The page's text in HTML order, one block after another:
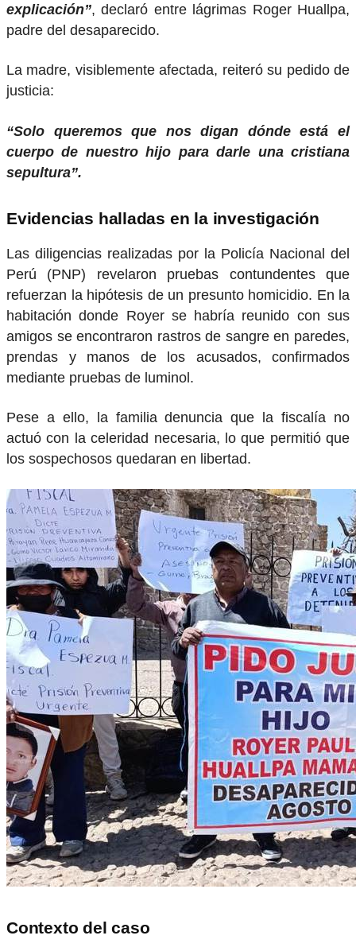
explicación”, declaró entre lágrimas Roger Huallpa,
padre del desaparecido.
La madre, visiblemente afectada, reiteró su pedido de
justicia:
“Solo queremos que nos digan dónde está el
cuerpo de nuestro hijo para darle una cristiana
sepultura”.
Evidencias halladas en la investigación
Las diligencias realizadas por la Policía Nacional del
Perú (PNP) revelaron pruebas contundentes que
refuerzan la hipótesis de un presunto homicidio. En la
habitación donde Royer se habría reunido con sus
amigos se encontraron rastros de sangre en paredes,
prendas y manos de los acusados, confirmados
mediante pruebas de luminol.
Pese a ello, la familia denuncia que la fiscalía no
actuó con la celeridad necesaria, lo que permitió que
los sospechosos quedaran en libertad.
Contexto del caso